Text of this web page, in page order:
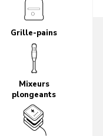
Grille-pains
Mixeurs
plongeants